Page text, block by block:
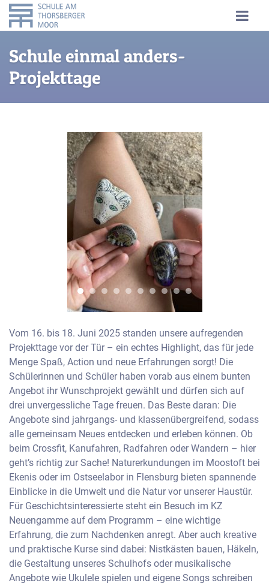
Schule einmal anders-
Projekttage
Vom 16. bis 18. Juni 2025 standen unsere aufregenden
Projekttage vor der Tür – ein echtes Highlight, das für jede
Menge Spaß, Action und neue Erfahrungen sorgt! Die
Schülerinnen und Schüler haben vorab aus einem bunten
Angebot ihr Wunschprojekt gewählt und dürfen sich auf
drei unvergessliche Tage freuen. Das Beste daran: Die
Angebote sind jahrgangs- und klassenübergreifend, sodass
alle gemeinsam Neues entdecken und erleben können. Ob
beim Crossfit, Kanufahren, Radfahren oder Wandern – hier
geht’s richtig zur Sache! Naturerkundungen im Moostoft bei
Ekenis oder im Ostseelabor in Flensburg bieten spannende
Einblicke in die Umwelt und die Natur vor unserer Haustür.
Für Geschichtsinteressierte steht ein Besuch im KZ
Neuengamme auf dem Programm – eine wichtige
Erfahrung, die zum Nachdenken anregt. Aber auch kreative
und praktische Kurse sind dabei: Nistkästen bauen, Häkeln,
die Gestaltung unseres Schulhofs oder musikalische
Angebote wie Ukulele spielen und eigene Songs schreiben